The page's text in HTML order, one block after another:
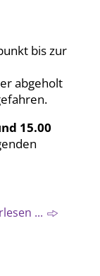
bis zur
abgeholt
15.00
...